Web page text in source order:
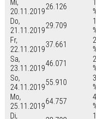
Mi,
20.11.2019
26.126
Do,
21.11.2019
29.709
Fr,
22.11.2019
37.661
Sa,
23.11.2019
46.071
So,
24.11.2019
55.910
Mo,
25.11.2019
64.757
Di,